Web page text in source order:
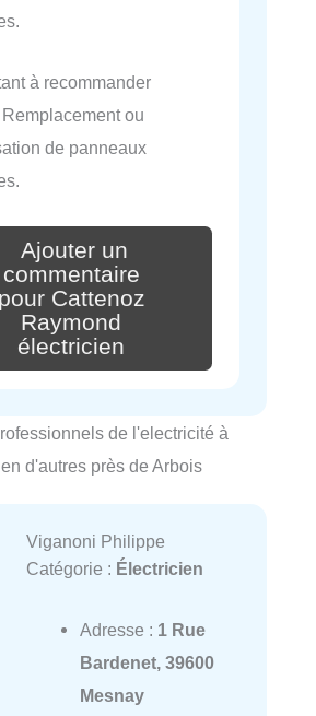
à recommander
ou
de panneaux
Ajouter un
commentaire
pour Cattenoz
Raymond
électricien
de l'electricité à
d'autres près de Arbois
Viganoni Philippe
Catégorie : Électricien
Adresse : 1 Rue
Bardenet, 39600
Mesnay